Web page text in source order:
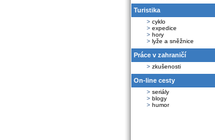
Turistika
> cyklo
> expedice
> hory
> lyže a sněžnice
Práce v zahraničí
> zkušenosti
On-line cesty
> seriály
> blogy
> humor